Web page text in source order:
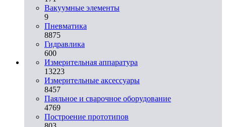
Вакуумные элементы
9
Пневматика
8875
Гидравлика
600
Измерительная аппаратура
13223
Измерительные аксессуары
8457
Паяльное и сварочное оборудование
4769
Построение прототипов